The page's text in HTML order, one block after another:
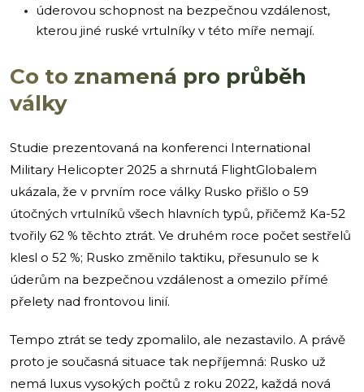
úderovou schopnost na bezpečnou vzdálenost,
kterou jiné ruské vrtulníky v této míře nemají.
Co to znamená pro průběh
války
Studie prezentovaná na konferenci International
Military Helicopter 2025 a shrnutá FlightGlobalem
ukázala, že v prvním roce války Rusko přišlo o 59
útočných vrtulníků všech hlavních typů, přičemž Ka-52
tvořily 62 % těchto ztrát. Ve druhém roce počet sestřelů
klesl o 52 %; Rusko změnilo taktiku, přesunulo se k
úderům na bezpečnou vzdálenost a omezilo přímé
přelety nad frontovou linií.
Tempo ztrát se tedy zpomalilo, ale nezastavilo. A právě
proto je současná situace tak nepříjemná: Rusko už
nemá luxus vysokých počtů z roku 2022, každá nová